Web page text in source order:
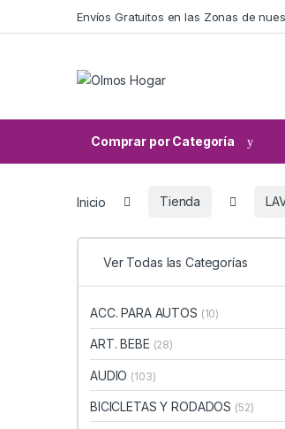
Skip to navigationEnvíos Gratuitos en las Zonas de
Comprar por Categoría
Inicio Tienda
Ver Todas las Categorías
ACC. PARA AUTOS (10)
ART. BEBE (28)
AUDIO (103)
BICICLETAS Y RODADOS (52)